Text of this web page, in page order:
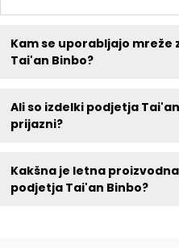
Kam se uporabljajo mreže
Tai'an Binbo?
Ali so izdelki podjetja
prijazni?
Kakšna je letna
podjetja Tai'an Binbo?